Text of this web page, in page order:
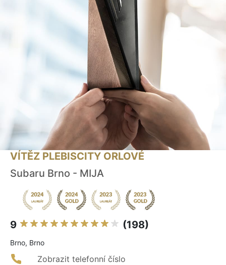
VÍTĚZ PLEBISCITY ORLOVÉ
Subaru Brno - MIJA
9 (198)
Brno, Brno
Zobrazit telefonní číslo